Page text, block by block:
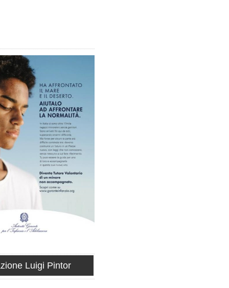
Luigi Pintor